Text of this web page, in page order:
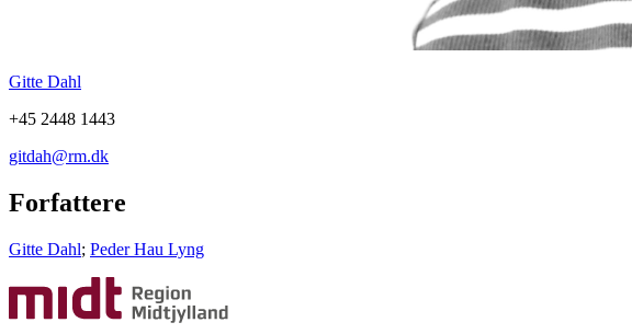
Gitte Dahl
+45 2448 1443
gitdah@rm.dk
Forfattere
Gitte Dahl; Peder Hau Lyng